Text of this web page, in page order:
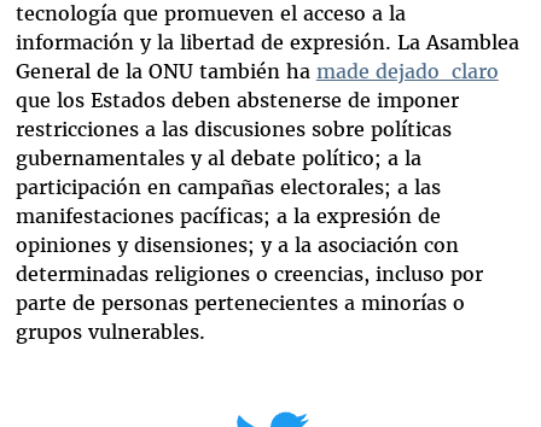
tecnología que promueven el acceso a la
información y la libertad de expresión. La Asamblea
General de la ONU también ha made dejado claro
que los Estados deben abstenerse de imponer
restricciones a las discusiones sobre políticas
gubernamentales y al debate político; a la
participación en campañas electorales; a las
manifestaciones pacíficas; a la expresión de
opiniones y disensiones; y a la asociación con
determinadas religiones o creencias, incluso por
parte de personas pertenecientes a minorías o
grupos vulnerables.